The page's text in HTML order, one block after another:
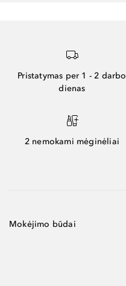
Pristatymas per 1 - 2 darbo
dienas
2 nemokami mėginėliai
Mokėjimo būdai